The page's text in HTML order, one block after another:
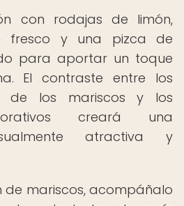
con rodajas de limón,
fresco y una pizca de
para aportar un toque
El contraste entre los
de los mariscos y los
creará una
atractiva y
de mariscos, acompáñalo